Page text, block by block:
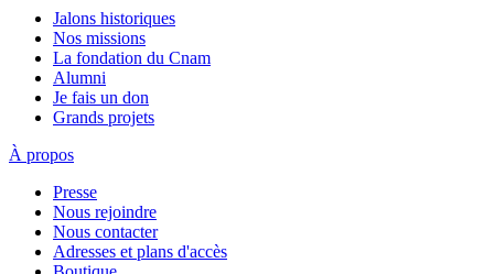
Jalons historiques
Nos missions
La fondation du Cnam
Alumni
Je fais un don
Grands projets
À propos
Presse
Nous rejoindre
Nous contacter
Adresses et plans d'accès